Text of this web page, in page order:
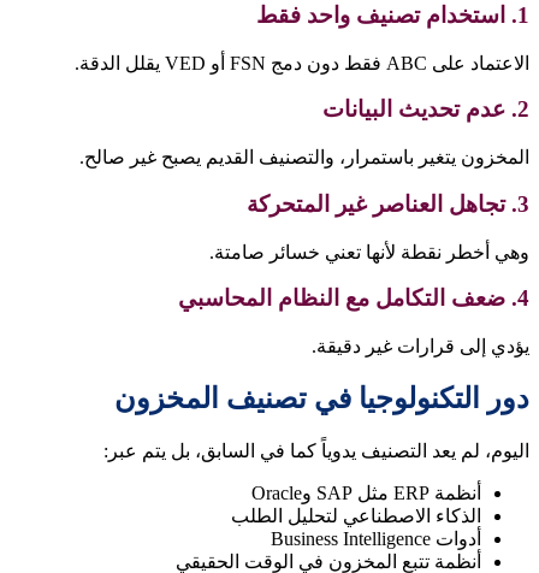
1. استخدام تصنيف واحد فقط
الاعتماد على ABC فقط دون دمج FSN أو VED يقلل الدقة.
2. عدم تحديث البيانات
المخزون يتغير باستمرار، والتصنيف القديم يصبح غير صالح.
3. تجاهل العناصر غير المتحركة
وهي أخطر نقطة لأنها تعني خسائر صامتة.
4. ضعف التكامل مع النظام المحاسبي
يؤدي إلى قرارات غير دقيقة.
دور التكنولوجيا في تصنيف المخزون
اليوم، لم يعد التصنيف يدوياً كما في السابق، بل يتم عبر:
أنظمة ERP مثل SAP وOracle
الذكاء الاصطناعي لتحليل الطلب
أدوات Business Intelligence
أنظمة تتبع المخزون في الوقت الحقيقي